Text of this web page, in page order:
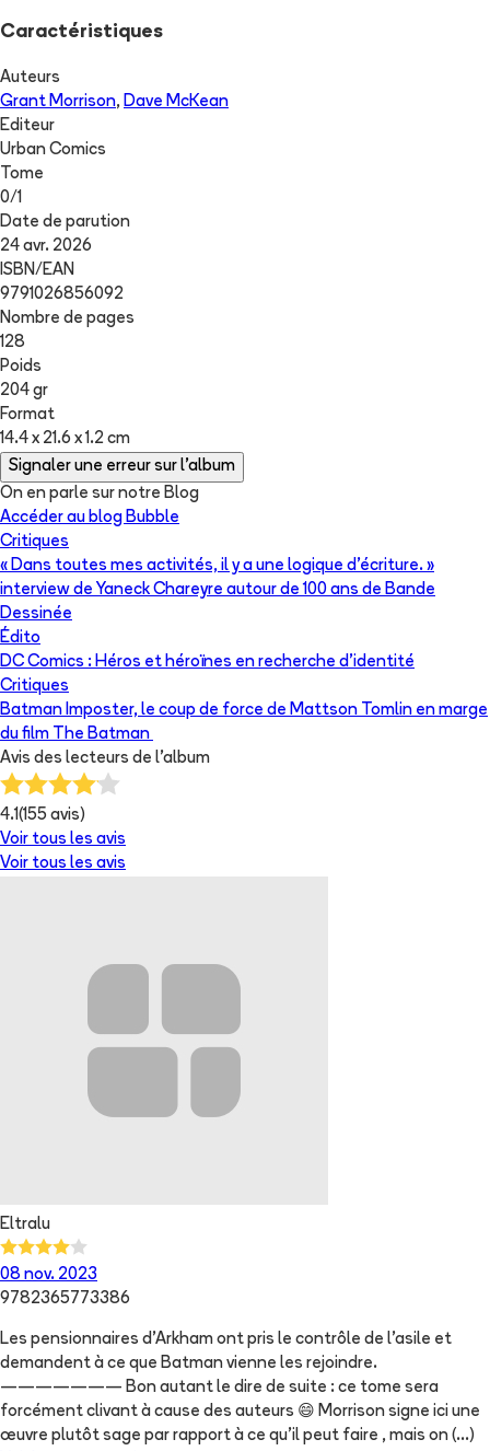
Caractéristiques
Auteurs
Grant Morrison, Dave McKean
Editeur
Urban Comics
Tome
0/1
Date de parution
24 avr. 2026
ISBN/EAN
9791026856092
Nombre de pages
128
Poids
204 gr
Format
14.4 x 21.6 x 1.2 cm
Signaler une erreur sur l'album
On en parle sur notre Blog
Accéder au blog Bubble
Critiques
« Dans toutes mes activités, il y a une logique d’écriture. »
interview de Yaneck Chareyre autour de 100 ans de Bande
Dessinée
Édito
DC Comics : Héros et héroïnes en recherche d’identité
Critiques
Batman Imposter, le coup de force de Mattson Tomlin en marge
du film The Batman
Avis des lecteurs de l'album
4.1(155 avis)
Voir tous les avis
Voir tous les avis
Eltralu
08 nov. 2023
9782365773386
Les pensionnaires d’Arkham ont pris le contrôle de l’asile et
demandent à ce que Batman vienne les rejoindre.
——————— Bon autant le dire de suite : ce tome sera
forcément clivant à cause des auteurs 😄 Morrison signe ici une
œuvre plutôt sage par rapport à ce qu’il peut faire , mais on (...)